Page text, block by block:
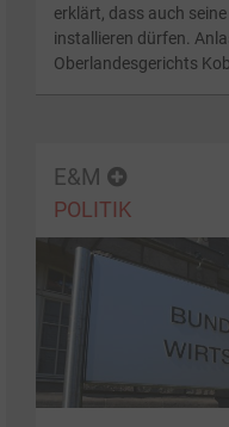
erklärt, dass auch
installieren dürfen.
Oberlandesgerichts
E&M
POLITIK